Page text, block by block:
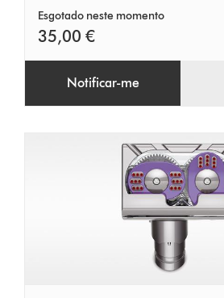
Esgotado neste momento
35,00 €
Notificar-me